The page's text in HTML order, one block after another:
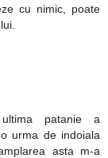
cu nimic, poate
patanie a
urma de indoiala
asta m-a